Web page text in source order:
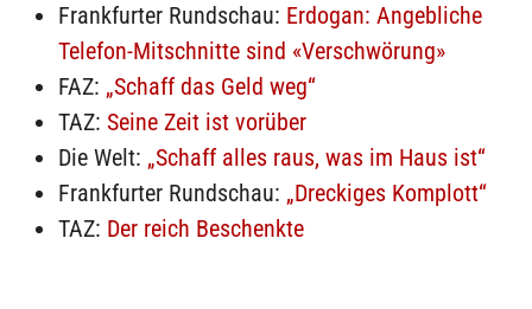
Frankfurter Rundschau: Erdogan: Angebliche
Telefon-Mitschnitte sind «Verschwörung»
FAZ: „Schaff das Geld weg“
TAZ: Seine Zeit ist vorüber
Die Welt: „Schaff alles raus, was im Haus ist“
Frankfurter Rundschau: „Dreckiges Komplott“
TAZ: Der reich Beschenkte